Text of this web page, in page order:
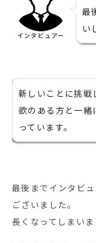
インタビュアー
最
い
新しいことに挑戦
欲のある方と一緒
っています。
最後までインタビ
ございました。
長くなってしまい